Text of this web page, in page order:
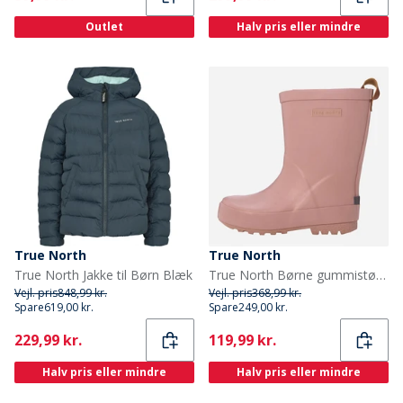
Outlet Halv pris eller mindre
True North
True North Jakke til Børn Blæk
Vejl. pris848,99 kr.
Spare619,00 kr.
Current
229,99 kr.
Halv pris eller mindre
True North
True North Børne gummistøvler lyserød Lt-Rose
Vejl. pris368,99 kr.
Spare249,00 kr.
Current
119,99 kr.
Halv pris eller mindre